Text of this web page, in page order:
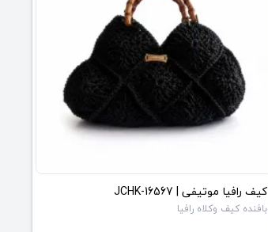
کیف رافیا موتیفی | JCHK-16567
بافنده کیف وکلاه رافیا